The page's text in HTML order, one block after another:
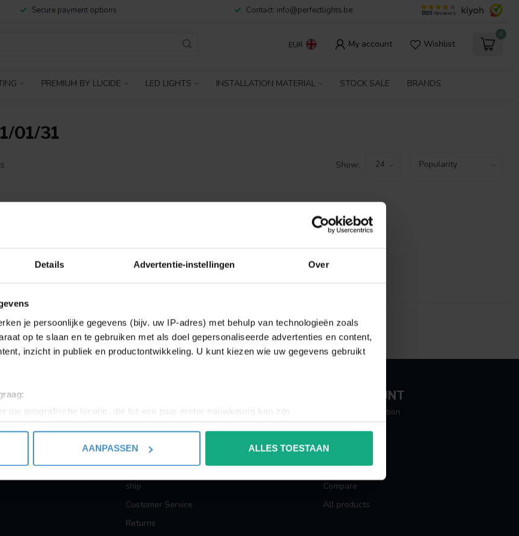
Details Advertentie-instellingen Over
je persoonlijke gegevens (bijv. uw IP-adres) met behulp van technologieën zoals
op te slaan en te gebruiken met als doel gepersonaliseerde advertenties en content,
inzicht in publiek en productontwikkeling. U kunt kiezen wie uw gegevens gebruikt
uw geografische locatie, die tot een paar meter nauwkeurig kan zijn
het actief te scannen op specifieke eigenschappen (fingerprinting)
of intrekken in de Cookieverklaring.
en advertenties te personaliseren, om functies voor social media te bieden en om ons
delen we informatie over uw gebruik van onze site met onze partners voor social
op basis van uw gebruik van hun services.
AANPASSEN ALLES TOESTAAN
Secure payment options Contact: info@perfectlights.be 889 reviews
EUR My account Wishlist
0
PREMIUM BY LUCIDE LED LIGHTS INSTALLATION MATERIAL STOCK SALE BRANDS
01/31
Show:
About us
Terms and Conditions
Privacy policy
Payment methods
ship
Customer Service
Returns
MY ACCOUNT
Account information
My orders
My tickets
My wishlist
Compare
All products